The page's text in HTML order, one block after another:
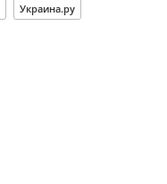
Украина.ру